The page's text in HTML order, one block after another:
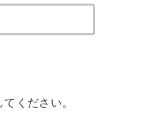
ください。